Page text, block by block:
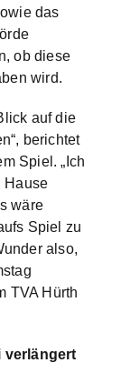
das
ob diese
wird.
auf die
berichtet
Spiel. „Ich
Hause
wäre
Spiel zu
also,
TVA Hürth
verlängert